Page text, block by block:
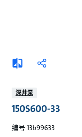
添
加
较
分
深井泵
150S600-33
编号 13b99633